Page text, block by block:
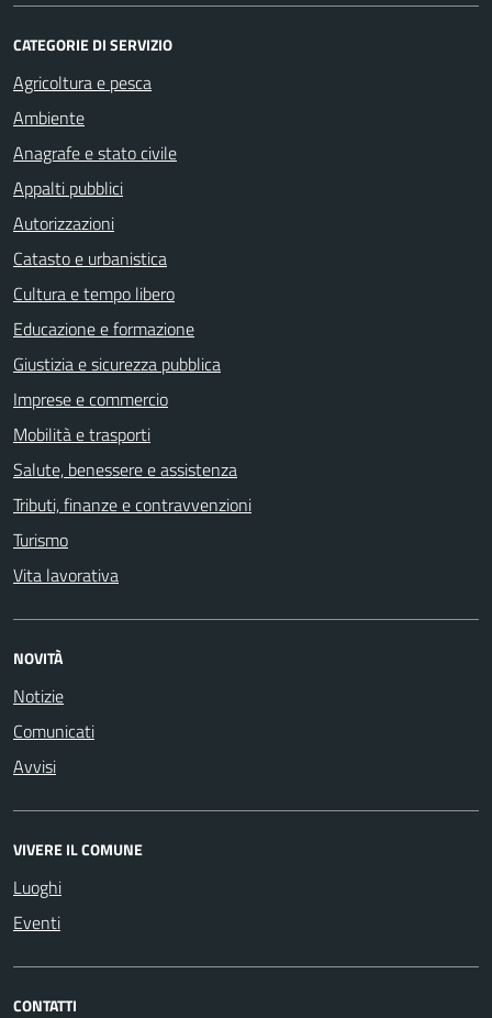
CATEGORIE DI SERVIZIO
Agricoltura e pesca
Ambiente
Anagrafe e stato civile
Appalti pubblici
Autorizzazioni
Catasto e urbanistica
Cultura e tempo libero
Educazione e formazione
Giustizia e sicurezza pubblica
Imprese e commercio
Mobilità e trasporti
Salute, benessere e assistenza
Tributi, finanze e contravvenzioni
Turismo
Vita lavorativa
NOVITÀ
Notizie
Comunicati
Avvisi
VIVERE IL COMUNE
Luoghi
Eventi
CONTATTI